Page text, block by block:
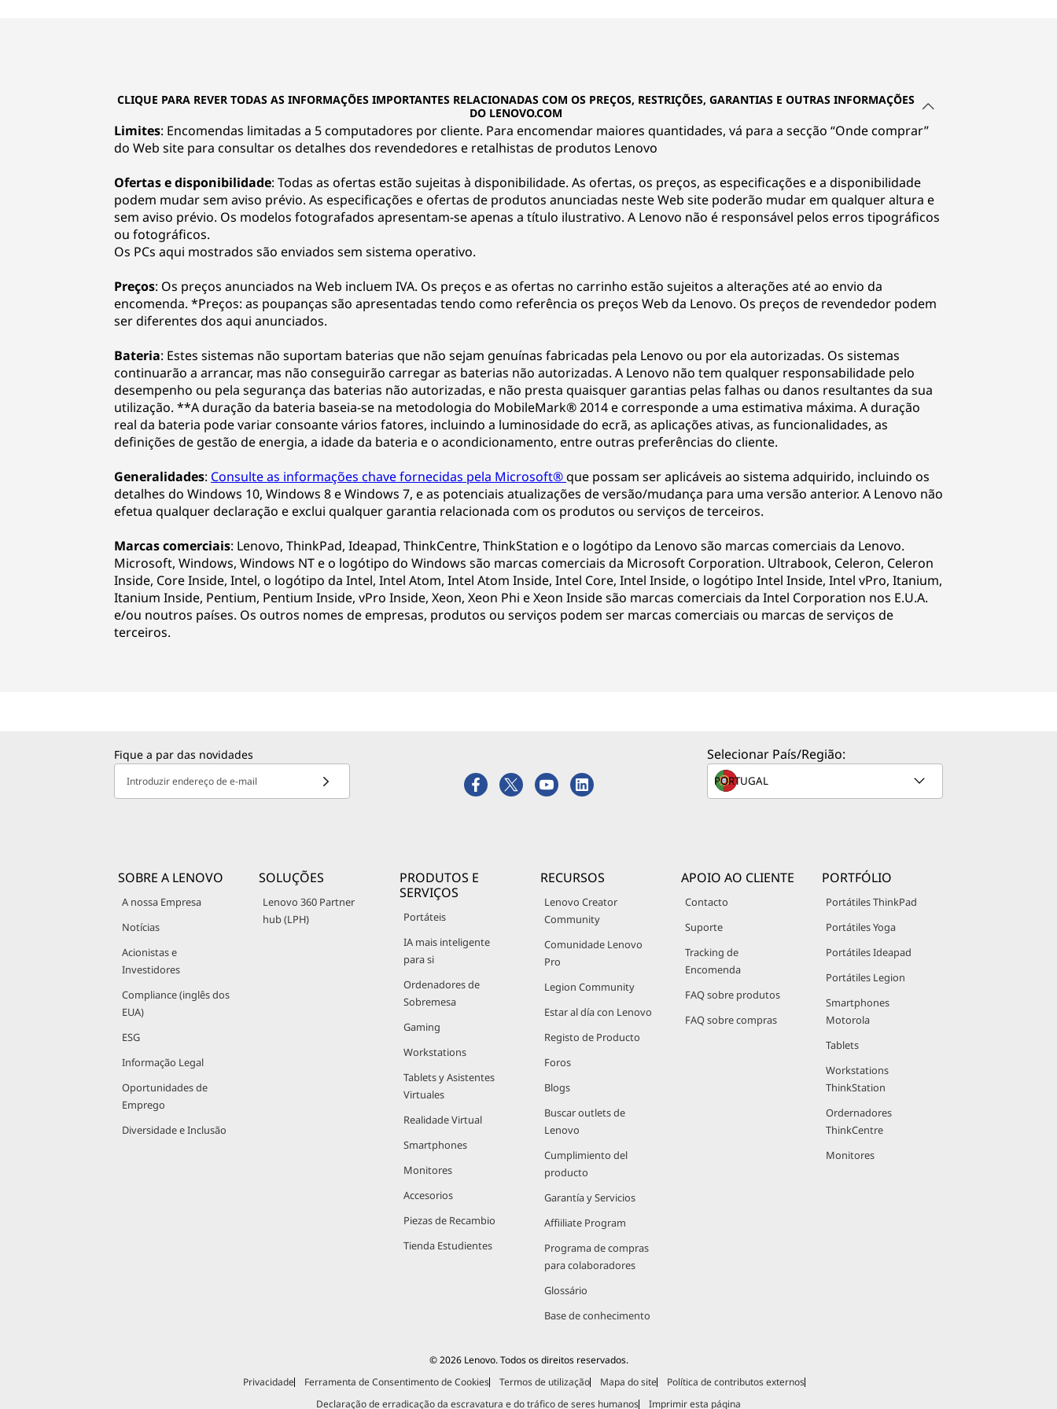
CLIQUE PARA REVER TODAS AS INFORMAÇÕES IMPORTANTES RELACIONADAS COM OS PREÇOS, RESTRIÇÕES, GARANTIAS E OUTRAS INFORMAÇÕES
DO LENOVO.COM
Limites: Encomendas limitadas a 5 computadores por cliente. Para encomendar maiores quantidades, vá para a secção “Onde comprar”
do Web site para consultar os detalhes dos revendedores e retalhistas de produtos Lenovo
Ofertas e disponibilidade: Todas as ofertas estão sujeitas à disponibilidade. As ofertas, os preços, as especificações e a disponibilidade
podem mudar sem aviso prévio. As especificações e ofertas de produtos anunciadas neste Web site poderão mudar em qualquer altura e
sem aviso prévio. Os modelos fotografados apresentam-se apenas a título ilustrativo. A Lenovo não é responsável pelos erros tipográficos
ou fotográficos.
Os PCs aqui mostrados são enviados sem sistema operativo.
Preços: Os preços anunciados na Web incluem IVA. Os preços e as ofertas no carrinho estão sujeitos a alterações até ao envio da
encomenda. *Preços: as poupanças são apresentadas tendo como referência os preços Web da Lenovo. Os preços de revendedor podem
ser diferentes dos aqui anunciados.
Bateria: Estes sistemas não suportam baterias que não sejam genuínas fabricadas pela Lenovo ou por ela autorizadas. Os sistemas
continuarão a arrancar, mas não conseguirão carregar as baterias não autorizadas. A Lenovo não tem qualquer responsabilidade pelo
desempenho ou pela segurança das baterias não autorizadas, e não presta quaisquer garantias pelas falhas ou danos resultantes da sua
utilização. **A duração da bateria baseia-se na metodologia do MobileMark® 2014 e corresponde a uma estimativa máxima. A duração
real da bateria pode variar consoante vários fatores, incluindo a luminosidade do ecrã, as aplicações ativas, as funcionalidades, as
definições de gestão de energia, a idade da bateria e o acondicionamento, entre outras preferências do cliente.
Generalidades: Consulte as informações chave fornecidas pela Microsoft®que possam ser aplicáveis ao sistema adquirido, incluindo os
detalhes do Windows 10, Windows 8 e Windows 7, e as potenciais atualizações de versão/mudança para uma versão anterior. A Lenovo não
efetua qualquer declaração e exclui qualquer garantia relacionada com os produtos ou serviços de terceiros.
Marcas comerciais: Lenovo, ThinkPad, Ideapad, ThinkCentre, ThinkStation e o logótipo da Lenovo são marcas comerciais da Lenovo.
Microsoft, Windows, Windows NT e o logótipo do Windows são marcas comerciais da Microsoft Corporation. Ultrabook, Celeron, Celeron
Inside, Core Inside, Intel, o logótipo da Intel, Intel Atom, Intel Atom Inside, Intel Core, Intel Inside, o logótipo Intel Inside, Intel vPro, Itanium,
Itanium Inside, Pentium, Pentium Inside, vPro Inside, Xeon, Xeon Phi e Xeon Inside são marcas comerciais da Intel Corporation nos E.U.A.
e/ou noutros países. Os outros nomes de empresas, produtos ou serviços podem ser marcas comerciais ou marcas de serviços de
terceiros.
Fique a par das novidades
Introduzir endereço de e-mail
Selecionar País/Região:
SOBRE A LENOVO
A nossa Empresa
Notícias
Acionistas e
Investidores
Compliance (inglês dos
EUA)
ESG
Informação Legal
Oportunidades de
Emprego
Diversidade e Inclusão
SOLUÇÕES
Lenovo 360 Partner
hub (LPH)
PRODUTOS E
SERVIÇOS
Portáteis
IA mais inteligente
para si
Ordenadores de
Sobremesa
Gaming
Workstations
Tablets y Asistentes
Virtuales
Realidade Virtual
Smartphones
Monitores
Accesorios
Piezas de Recambio
Tienda Estudientes
RECURSOS
Lenovo Creator
Community
Comunidade Lenovo
Pro
Legion Community
Estar al día con Lenovo
Registo de Producto
Foros
Blogs
Buscar outlets de
Lenovo
Cumplimiento del
producto
Garantía y Servicios
Affiiliate Program
Programa de compras
para colaboradores
Glossário
Base de conhecimento
APOIO AO CLIENTE
Contacto
Suporte
Tracking de
Encomenda
FAQ sobre produtos
FAQ sobre compras
PORTFÓLIO
Portátiles ThinkPad
Portátiles Yoga
Portátiles Ideapad
Portátiles Legion
Smartphones
Motorola
Tablets
Workstations
ThinkStation
Ordernadores
ThinkCentre
Monitores
© 2026 Lenovo. Todos os direitos reservados.
Privacidade
Ferramenta de Consentimento de Cookies Termos de utilização Mapa do site
Política de contributos externos
Declaração de erradicação da escravatura e do tráfico de seres humanos
Imprimir esta página